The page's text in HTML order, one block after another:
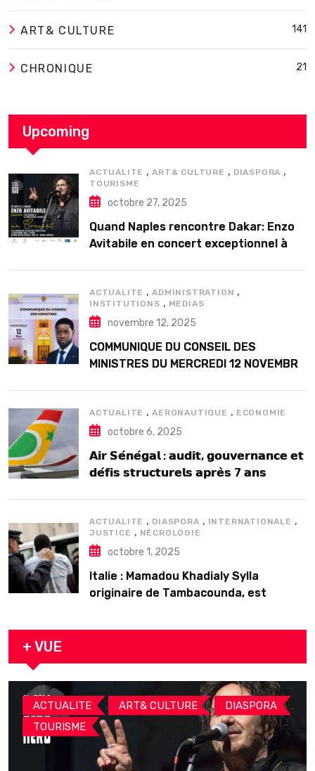
ART& CULTURE 141
CHRONIQUE 21
Upcoming
ACTUALITE ,ART& CULTURE , DIASPORA ,
TOURISME
octobre 27, 2025
Quand Naples rencontre Dakar: Enzo
Avitabile en concert exceptionnel à
ACTUALITE ,ADMINISTRATION ,
INSTITUTIONS , MEDIAS
novembre 12, 2025
COMMUNIQUE DU CONSEIL DES
MINISTRES DU MERCREDI 12 NOVEMBRE
ACTUALITE ,AERONAUTIQUE , ECONOMIE
octobre 6, 2025
𝗔𝗶𝗿 𝗦𝗲́𝗻𝗲́𝗴𝗮𝗹 : 𝗮𝘂𝗱𝗶𝘁, 𝗴𝗼𝘂𝘃𝗲𝗿𝗻𝗮𝗻𝗰𝗲 𝗲𝘁
𝗱𝗲́𝗳𝗶𝘀 𝘀𝘁𝗿𝘂𝗰𝘁𝘂𝗿𝗲𝗹𝘀 𝗮𝗽𝗿𝗲̀𝘀 7 𝗮𝗻𝘀
ACTUALITE , DIASPORA , INTERNATIONALE ,
JUSTICE , NÉCROLOGIE
octobre 1, 2025
Italie : Mamadou Khadialy Sylla
originaire de Tambacounda, est
+ VUE
ACTUALITE , ART& CULTURE , DIASPORA ,
TOURISME